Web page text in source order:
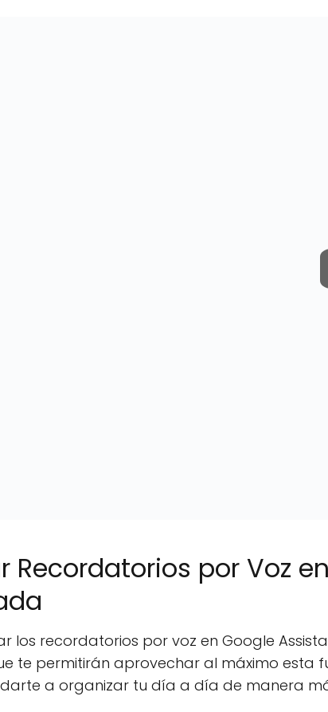
Recordatorios por Voz
los recordatorios por voz en Google
te permitirán aprovechar al máximo esta
a organizar tu día a día de manera